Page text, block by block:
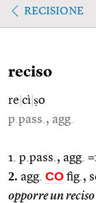
RECISIONE
reciso
re cì ṣo
p.pass., agg.
1. p.pass., agg.
2. agg. CO fig.,
opporre un